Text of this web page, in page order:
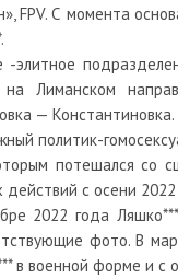
FPV. С момента
.
-элитное
на Лиманском
— Константиновка.
политик-
потешался со
действий с осени 2022
2022 года
фото. В
в военной форме и с